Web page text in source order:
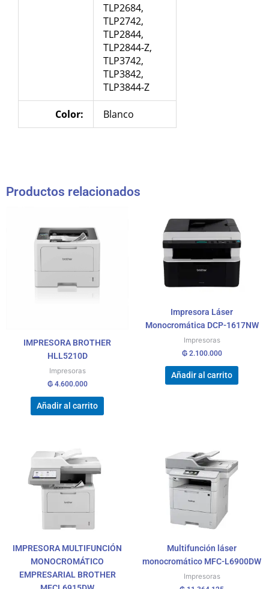
TLP2684,
TLP2742,
TLP2844,
TLP2844-Z,
TLP3742,
TLP3842,
TLP3844-Z
Color: Blanco
Productos relacionados
IMPRESORA BROTHER
HLL5210D
Impresoras
₲4.600.000
Añadir al carrito
Impresora Láser
Monocromática DCP-1617NW
Impresoras
₲2.100.000
Añadir al carrito
IMPRESORA MULTIFUNCIÓN
MONOCROMÁTICO
EMPRESARIAL BROTHER
Multifunción láser
monocromático MFC-L6900DW
Impresoras